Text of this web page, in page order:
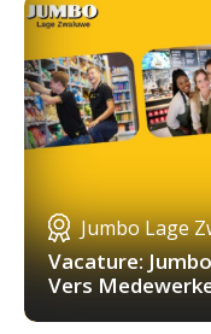
Jumbo Lage
Vacature:
Vers